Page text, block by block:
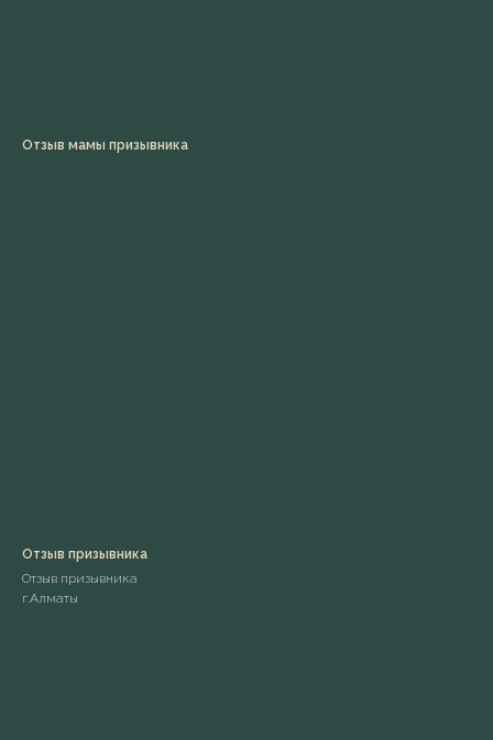
Отзыв мамы призывника
Отзыв призывника
Отзыв призывника
г.Алматы